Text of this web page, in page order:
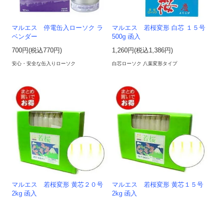
マルエス 停電缶入ローソク ラ
ベンダー
700円(税込770円)
安心・安全な缶入りローソク
マルエス 若桜変形 白芯 １５号
500g 函入
1,260円(税込1,386円)
白芯ローソク 八葉変形タイプ
マルエス 若桜変形 黄芯２０号
2kg 函入
マルエス 若桜変形 黄芯１５号
2kg 函入